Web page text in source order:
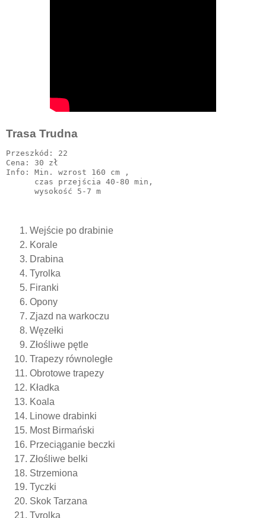
Trasa Trudna
Przeszkód: 22
Cena: 30 zł
Info: Min. wzrost 160 cm ,
      czas przejścia 40-80 min,
Wejście po drabinie
Korale
Drabina
Tyrolka
Firanki
Opony
Zjazd na warkoczu
Węzełki
Złośliwe pętle
Trapezy równoległe
Obrotowe trapezy
Kładka
Koala
Linowe drabinki
Most Birmański
Przeciąganie beczki
Złośliwe belki
Strzemiona
Tyczki
Skok Tarzana
Tyrolka